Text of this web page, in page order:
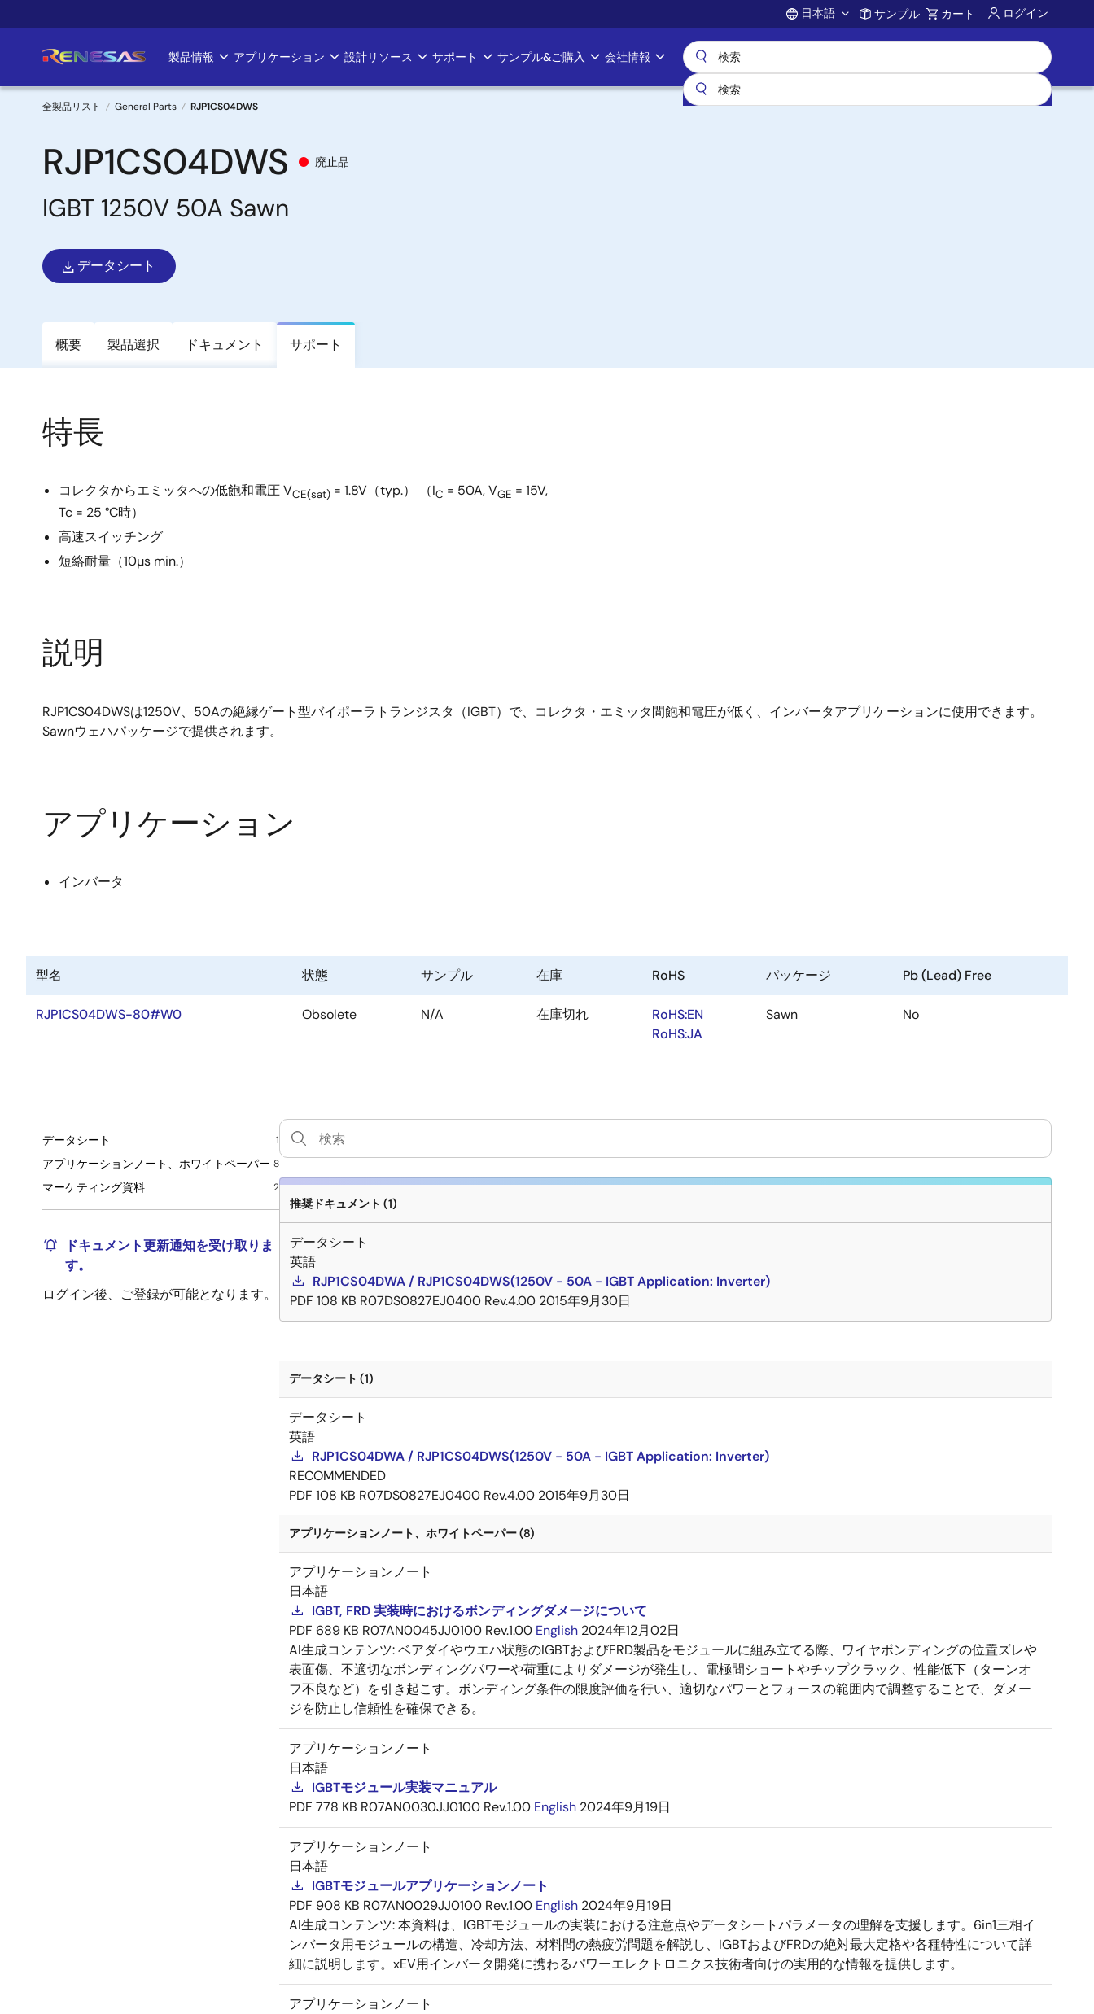
イ
ン
Account
日本語 サンプル カート ログイン
Main
navigation
製品情報 アプリケーション 設計リソース サポート サンプル&ご購入 会社情報
パ
ン
く
ず
全製品リスト General Parts RJP1CS04DWS
RJP1CS04DWS 廃止品
IGBT 1250V 50A Sawn
データシート
概要 製品選択 ドキュメント サポート
特長
コレクタからエミッタへの低飽和電圧 VCE(sat) = 1.8V（typ.） （IC = 50A, VGE = 15V,
Tc = 25 °C時）
高速スイッチング
短絡耐量（10µs min.）
説明
RJP1CS04DWSは1250V、50Aの絶縁ゲート型バイポーラトランジスタ（IGBT）で、コレクタ・エミッタ間飽和電圧が低く、インバータアプリケーションに使用できます。
Sawnウェハパッケージで提供されます。
アプリケーション
インバータ
型名 状態 サンプル 在庫 RoHS パッケージ Pb (Lead) Free
RJP1CS04DWS-80#W0 Obsolete N/A 在庫切れ
RoHS:EN
RoHS:JA
Sawn No
データシート 1
アプリケーションノート、ホワイトペーパー 8
マーケティング資料 2
ドキュメント更新通知を受け取りま
す。
ログイン後、ご登録が可能となります。
推奨ドキュメント (1)
データシート
英語
RJP1CS04DWA / RJP1CS04DWS(1250V - 50A - IGBT Application: Inverter)
PDF 108 KB R07DS0827EJ0400 Rev.4.00 2015年9月30日
データシート (1)
データシート
英語
RJP1CS04DWA / RJP1CS04DWS(1250V - 50A - IGBT Application: Inverter)
RECOMMENDED
PDF 108 KB R07DS0827EJ0400 Rev.4.00 2015年9月30日
アプリケーションノート、ホワイトペーパー (8)
アプリケーションノート
日本語
IGBT, FRD 実装時におけるボンディングダメージについて
PDF 689 KB R07AN0045JJ0100 Rev.1.00 English 2024年12月02日
AI生成コンテンツ:ベアダイやウエハ状態のIGBTおよびFRD製品をモジュールに組み立てる際、ワイヤボンディングの位置ズレや
表面傷、不適切なボンディングパワーや荷重によりダメージが発生し、電極間ショートやチップクラック、性能低下（ターンオ
フ不良など）を引き起こす。ボンディング条件の限度評価を行い、適切なパワーとフォースの範囲内で調整することで、ダメー
ジを防止し信頼性を確保できる。
アプリケーションノート
日本語
IGBTモジュール実装マニュアル
PDF 778 KB R07AN0030JJ0100 Rev.1.00 English 2024年9月19日
アプリケーションノート
日本語
IGBTモジュールアプリケーションノート
PDF 908 KB R07AN0029JJ0100 Rev.1.00 English 2024年9月19日
AI生成コンテンツ:本資料は、IGBTモジュールの実装における注意点やデータシートパラメータの理解を支援します。6in1三相イ
ンバータ用モジュールの構造、冷却方法、材料間の熱疲労問題を解説し、IGBTおよびFRDの絶対最大定格や各種特性について詳
細に説明します。xEV用インバータ開発に携わるパワーエレクトロニクス技術者向けの実用的な情報を提供します。
アプリケーションノート